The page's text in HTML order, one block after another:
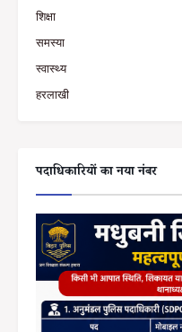
शिक्षा
समस्या
स्वास्थ्य
हरलाखी
पदाधिकारियों का नया नंबर